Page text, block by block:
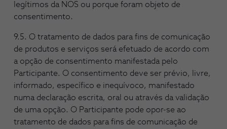
legítimos da NOS ou porque foram objeto de
consentimento.
9.5. O tratamento de dados para fins de comunicação
de produtos e serviços será efetuado de acordo com
a opção de consentimento manifestada pelo
Participante. O consentimento deve ser prévio, livre,
informado, específico e inequívoco, manifestado
numa declaração escrita, oral ou através da validação
de uma opção. O Participante pode opor-se ao
tratamento de dados para fins de comunicação de